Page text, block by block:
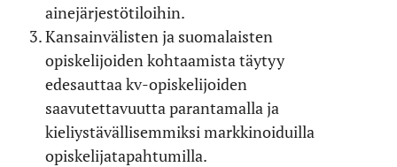
ainejärjestötiloihin.
Kansainvälisten ja suomalaisten
opiskelijoiden kohtaamista täytyy
edesauttaa kv-opiskelijoiden
saavutettavuutta parantamalla ja
kieliystävällisemmiksi markkinoiduilla
opiskelijatapahtumilla.